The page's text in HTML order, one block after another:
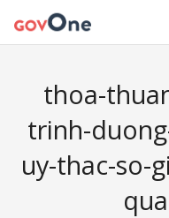
GIẢI PHÁP
thoa-
trinh-
uy-thac-so-